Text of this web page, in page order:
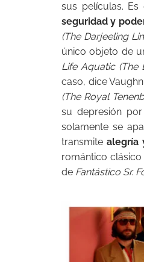
sus películas.
seguridad y
(The Darjeeling
único objeto de
Life Aquatic (The
caso, dice
(The Royal
su depresión
solamente se
transmitealegría
romántico clásico
de Fantástico Sr.